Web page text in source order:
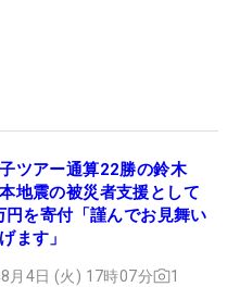
ツアー通算22勝の鈴木
地震の被災者支援として
円を寄付「謹んでお見舞い
ます」
月4日 (火) 17時07分 1